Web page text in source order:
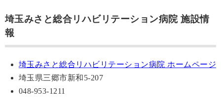
埼玉みさと総合リハビリテーション病院 施設情
報
埼玉みさと総合リハビリテーション病院 ホームページ
埼玉県三郷市新和5-207
048-953-1211